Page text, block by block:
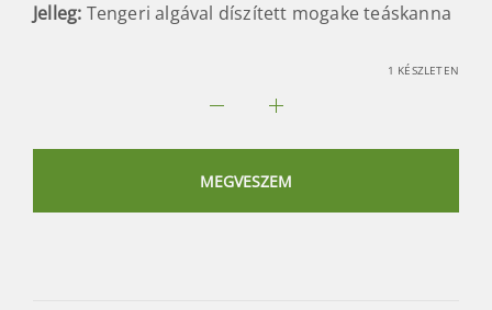
Jelleg: Tengeri algával díszített mogake teáskanna
1 KÉSZLETEN
MEGVESZEM